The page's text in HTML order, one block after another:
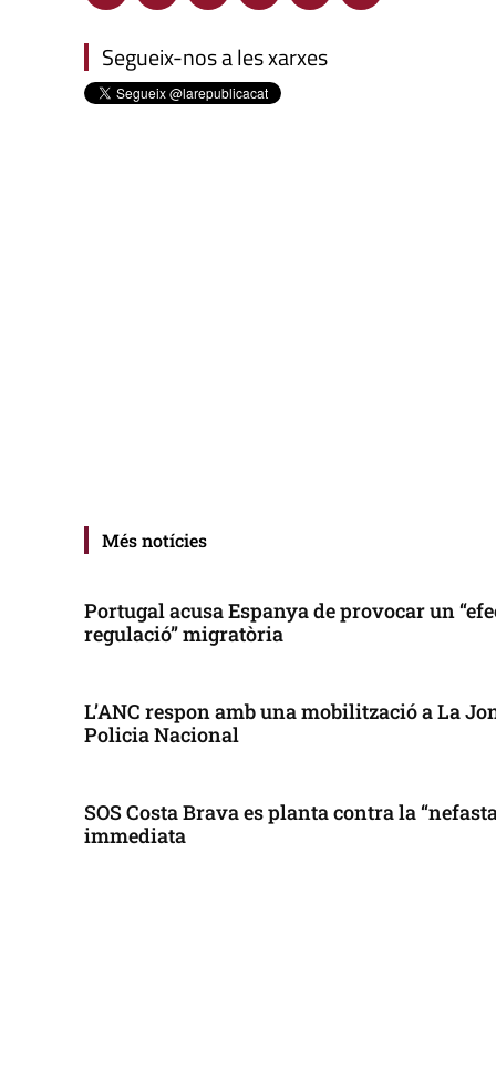
Segueix-nos a les xarxes
Més notícies
Portugal acusa Espanya de provocar un
regulació” migratòria
L’ANC respon amb una mobilització a La
Policia Nacional
SOS Costa Brava es planta contra la
immediata